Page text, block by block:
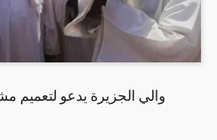
والي الجزيرة يدعو لتعميم